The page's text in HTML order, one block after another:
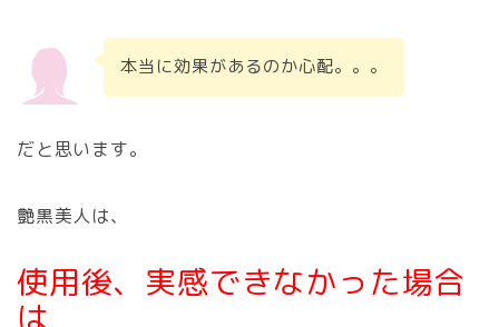
本当に効果があるのか心配。。。
だと思います。
艶黒美人は、
使用後、実感できなかった場合
は